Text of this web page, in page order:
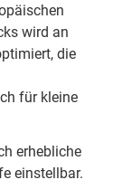
wird an
die
für kleine
erhebliche
einstellbar.